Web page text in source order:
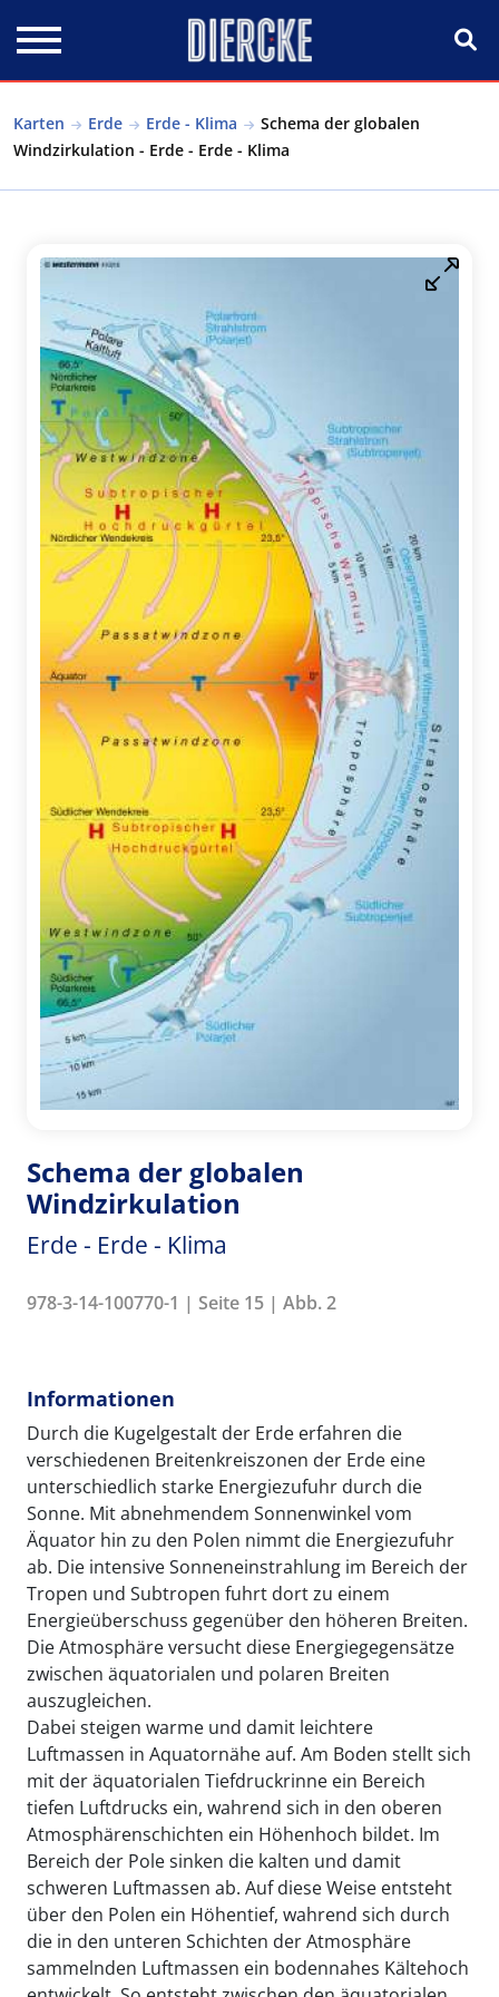
Karten Erde Erde - Klima
Schema der globalen
Windzirkulation - Erde - Erde - Klima
Schema der globalen
Windzirkulation
Erde - Erde - Klima
978-3-14-100770-1 | Seite 15 | Abb. 2
Informationen
Durch die Kugelgestalt der Erde erfahren die
verschiedenen Breitenkreiszonen der Erde eine
unterschiedlich starke Energiezufuhr durch die
Sonne. Mit abnehmendem Sonnenwinkel vom
Äquator hin zu den Polen nimmt die Energiezufuhr
ab. Die intensive Sonneneinstrahlung im Bereich der
Tropen und Subtropen fuhrt dort zu einem
Energieüberschuss gegenüber den höheren Breiten.
Die Atmosphäre versucht diese Energiegegensätze
zwischen äquatorialen und polaren Breiten
auszugleichen.
Dabei steigen warme und damit leichtere
Luftmassen in Aquatornähe auf. Am Boden stellt sich
mit der äquatorialen Tiefdruckrinne ein Bereich
tiefen Luftdrucks ein, wahrend sich in den oberen
Atmosphärenschichten ein Höhenhoch bildet. Im
Bereich der Pole sinken die kalten und damit
schweren Luftmassen ab. Auf diese Weise entsteht
über den Polen ein Höhentief, wahrend sich durch
die in den unteren Schichten der Atmosphäre
sammelnden Luftmassen ein bodennahes Kältehoch